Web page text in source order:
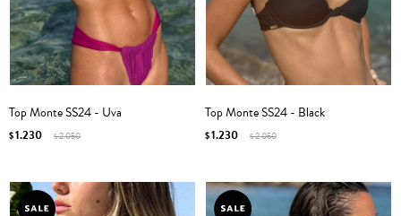
Top Monte SS24 - Uva
$1.230 $2.050
Top Monte SS24 - Black
$1.230 $2.050